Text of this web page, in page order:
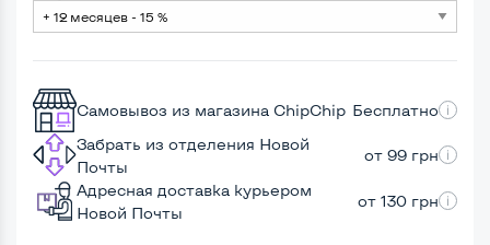
Самовывоз из магазина ChipChip Бесплатно
Забрать из отделения Новой
Почты
от 99 грн
Адресная доставка курьером
Новой Почты
от 130 грн